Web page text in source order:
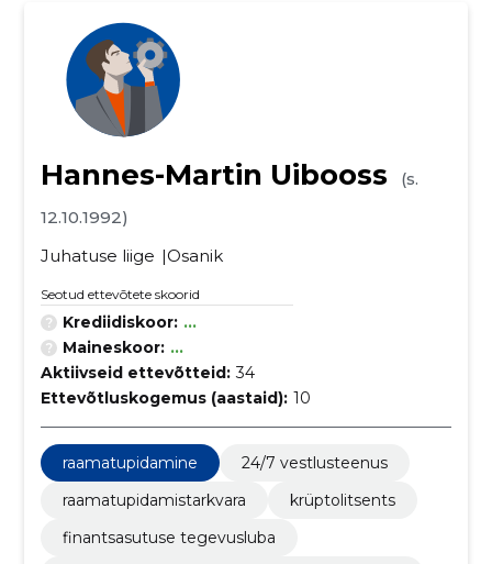
Hannes-Martin Uibooss
(s.
12.10.1992)
Juhatuse liige
Osanik
Seotud ettevõtete skoorid
Krediidiskoor: ...
Maineskoor: ...
Aktiivseid ettevõtteid: 34
Ettevõtluskogemus (aastaid): 10
raamatupidamine
24/7 vestlusteenus
raamatupidamistarkvara
krüptolitsents
finantsasutuse tegevusluba